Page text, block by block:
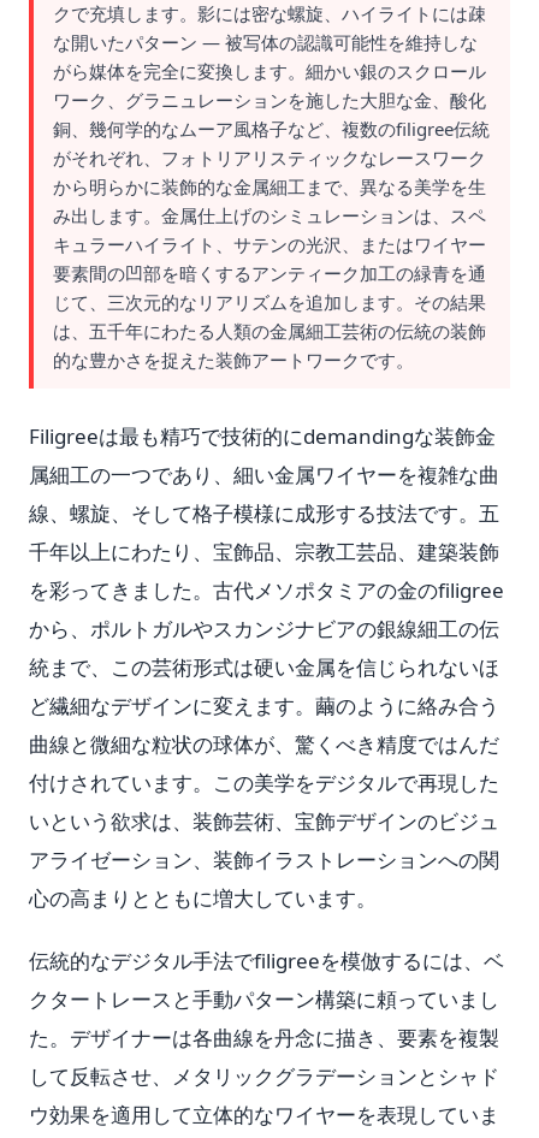
クで充填します。影には密な螺旋、ハイライトには疎
な開いたパターン — 被写体の認識可能性を維持しな
がら媒体を完全に変換します。細かい銀のスクロール
ワーク、グラニュレーションを施した大胆な金、酸化
銅、幾何学的なムーア風格子など、複数のfiligree伝統
がそれぞれ、フォトリアリスティックなレースワーク
から明らかに装飾的な金属細工まで、異なる美学を生
み出します。金属仕上げのシミュレーションは、スペ
キュラーハイライト、サテンの光沢、またはワイヤー
要素間の凹部を暗くするアンティーク加工の緑青を通
じて、三次元的なリアリズムを追加します。その結果
は、五千年にわたる人類の金属細工芸術の伝統の装飾
的な豊かさを捉えた装飾アートワークです。
Filigreeは最も精巧で技術的にdemandingな装飾金
属細工の一つであり、細い金属ワイヤーを複雑な曲
線、螺旋、そして格子模様に成形する技法です。五
千年以上にわたり、宝飾品、宗教工芸品、建築装飾
を彩ってきました。古代メソポタミアの金のfiligree
から、ポルトガルやスカンジナビアの銀線細工の伝
統まで、この芸術形式は硬い金属を信じられないほ
ど繊細なデザインに変えます。繭のように絡み合う
曲線と微細な粒状の球体が、驚くべき精度ではんだ
付けされています。この美学をデジタルで再現した
いという欲求は、装飾芸術、宝飾デザインのビジュ
アライゼーション、装飾イラストレーションへの関
心の高まりとともに増大しています。
伝統的なデジタル手法でfiligreeを模倣するには、ベ
クタートレースと手動パターン構築に頼っていまし
た。デザイナーは各曲線を丹念に描き、要素を複製
して反転させ、メタリックグラデーションとシャド
ウ効果を適用して立体的なワイヤーを表現していま